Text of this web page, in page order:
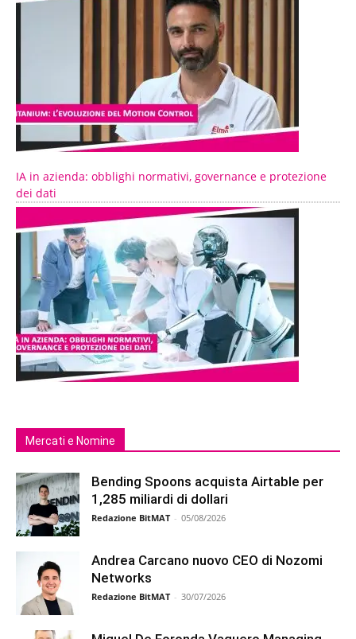
IA in azienda: obblighi normativi, governance e protezione
dei dati
Mercati e Nomine
Bending Spoons acquista Airtable per
1,285 miliardi di dollari
Redazione BitMAT - 05/08/2026
Andrea Carcano nuovo CEO di Nozomi
Networks
Redazione BitMAT - 30/07/2026